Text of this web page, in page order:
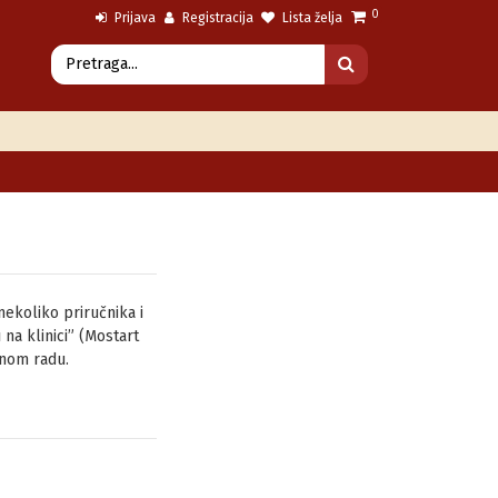
Prijava Registracija Lista želja 0
priručnika i
na klinici” (Mostart
radu.